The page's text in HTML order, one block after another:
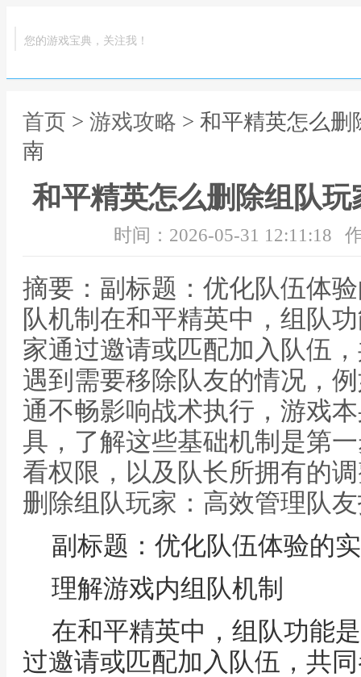
您的游戏宝典，关注我！
首页 > 游戏攻略 > 和平精英怎么
南
和平精英怎么删除组队
时间：2026-05-31 12:11:18
摘要：副标题：优化队伍体
队机制在和平精英中，组队
家通过邀请或匹配加入队伍
遇到需要移除队友的情况，
通不畅影响战术执行，游戏
具，了解这些基础机制是第
看权限，以及队长所拥有的
删除组队玩家：高效管理队
副标题：优化队伍体验的
理解游戏内组队机制
在和平精英中，组队功能
过邀请或匹配加入队伍，共